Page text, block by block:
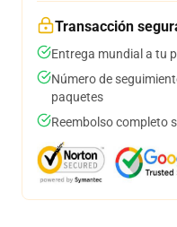
Transacción
Entrega mundial a tu
Número de
paquetes
Reembolso completo